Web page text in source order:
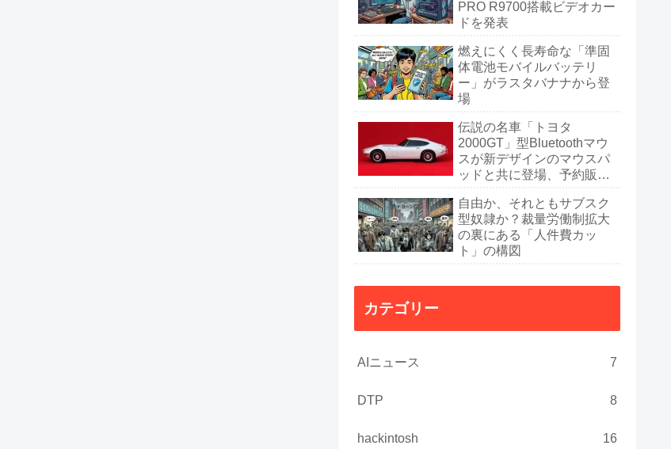
PRO R9700搭載ビデオカー
ドを発表
燃えにくく長寿命な「準固
体電池モバイルバッテリ
ー」がラスタバナナから登
場
伝説の名車「トヨタ
2000GT」型Bluetoothマウ
スが新デザインのマウスパ
ッドと共に登場、予約販売
自由か、それともサブスク
型奴隷か？裁量労働制拡大
の裏にある「人件費カッ
ト」の構図
カテゴリー
AIニュース 7
DTP 8
hackintosh 16